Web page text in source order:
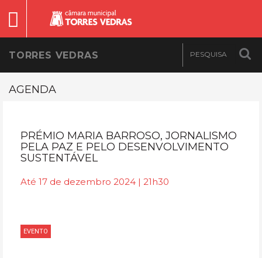
TORRES VEDRAS
AGENDA
PRÉMIO MARIA BARROSO, JORNALISMO
PELA PAZ E PELO DESENVOLVIMENTO
SUSTENTÁVEL
Até 17 de dezembro 2024 | 21h30
EVENTO